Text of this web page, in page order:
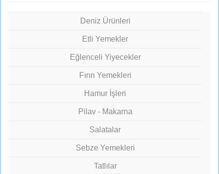
Deniz Ürünleri
Etli Yemekler
Eğlenceli Yiyecekler
Fırın Yemekleri
Hamur İşleri
Pilav - Makarna
Salatalar
Sebze Yemekleri
Tatlılar